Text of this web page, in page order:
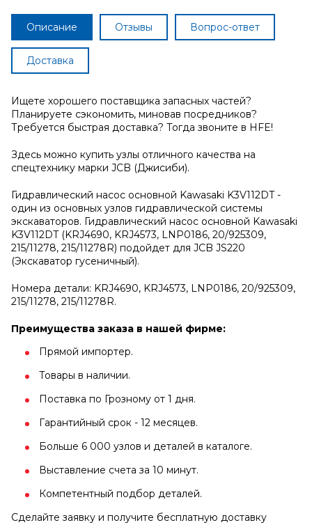
Описание Отзывы Вопрос-ответ
Доставка
Ищете хорошего поставщика запасных частей?
Планируете сэкономить, миновав посредников?
Требуется быстрая доставка? Тогда звоните в HFE!
Здесь можно купить узлы отличного качества на
спецтехнику марки JCB (Джисиби).
Гидравлический насос основной Kawasaki K3V112DT -
один из основных узлов гидравлической системы
экскаваторов. Гидравлический насос основной Kawasaki
K3V112DT (KRJ4690, KRJ4573, LNP0186, 20/925309,
215/11278, 215/11278R) подойдет для JCB JS220
(Экскаватор гусеничный).
Номера детали: KRJ4690, KRJ4573, LNP0186, 20/925309,
215/11278, 215/11278R.
Преимущества заказа в нашей фирме:
Прямой импортер.
Товары в наличии.
Поставка по Грозному от 1 дня.
Гарантийный срок - 12 месяцев.
Больше 6 000 узлов и деталей в каталоге.
Выставление счета за 10 минут.
Компетентный подбор деталей.
Сделайте заявку и получите бесплатную доставку